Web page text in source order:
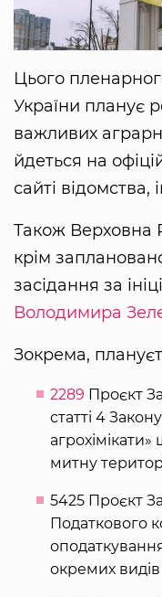
Цього
України планує
важливих
йдеться на
сайті відомства,
Також Верховна
крім
засідання за
Володимира
Зокрема,
2289 Проєкт
статті 4
митну
5425 Проєкт
Податкового
окремих